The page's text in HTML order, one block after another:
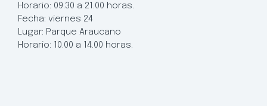
Horario: 09.30 a 21.00 horas.
Fecha: viernes 24
Lugar: Parque Araucano
Horario: 10.00 a 14.00 horas.